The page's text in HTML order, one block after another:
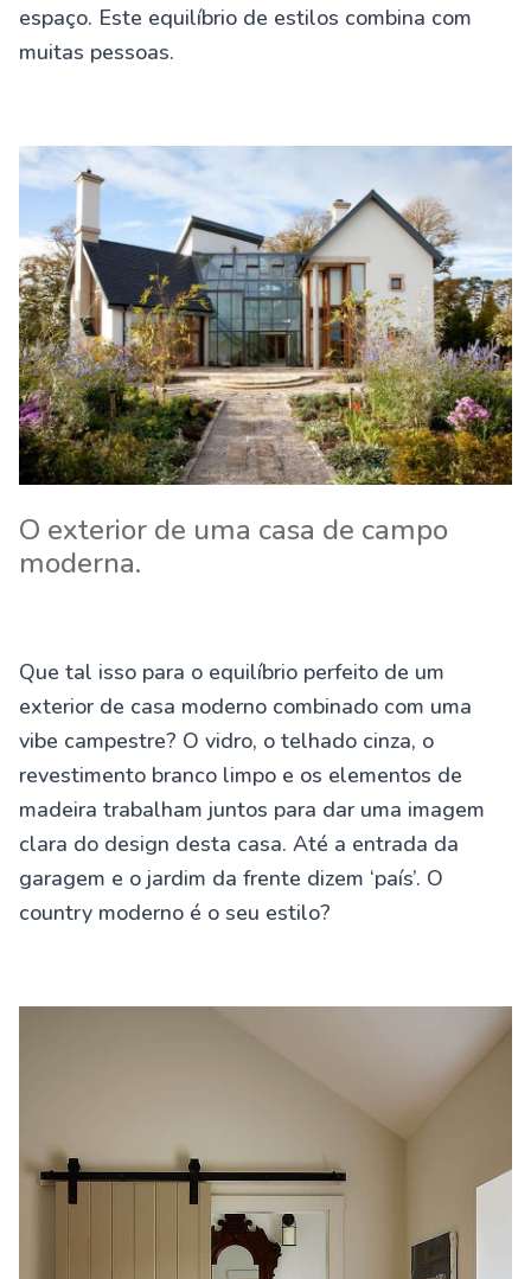
espaço. Este equilíbrio de estilos combina com
muitas pessoas.
O exterior de uma casa de campo
moderna.
Que tal isso para o equilíbrio perfeito de um
exterior de casa moderno combinado com uma
vibe campestre? O vidro, o telhado cinza, o
revestimento branco limpo e os elementos de
madeira trabalham juntos para dar uma imagem
clara do design desta casa. Até a entrada da
garagem e o jardim da frente dizem ‘país’. O
country moderno é o seu estilo?